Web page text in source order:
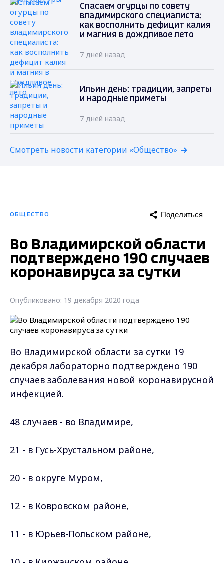
Спасаем огурцы по совету
владимирского специалиста:
как восполнить дефицит калия
и магния в дождливое лето
7 дней назад
Ильин день: традиции, запреты
и народные приметы
7 дней назад
Смотреть новости категории «Общество»
ОБЩЕСТВО Поделиться
Во Владимирской области
подтверждено 190 случаев
коронавируса за сутки
Опубликовано: 19 декабря 2020 года
Во Владимирской области за сутки 19
декабря лабораторно подтверждено 190
случаев заболевания новой коронавирусной
инфекцией.
48 случаев - во Владимире,
21 - в Гусь-Хрустальном районе,
20 - в округе Муром,
12 - в Ковровском районе,
11 - в Юрьев-Польском районе,